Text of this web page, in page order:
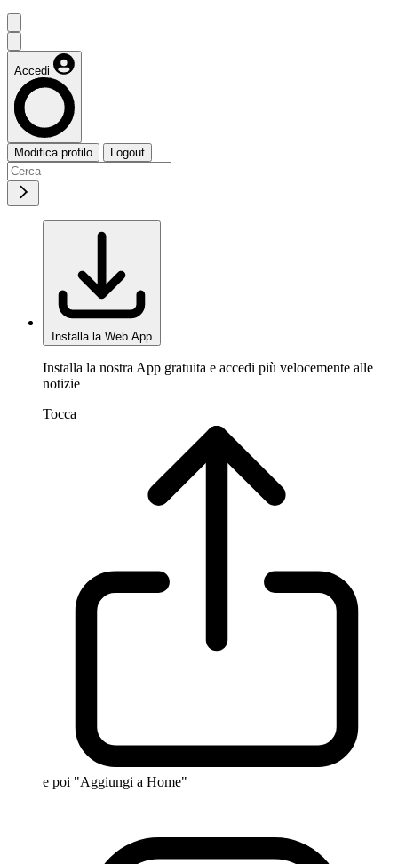
Accedi
Modifica profilo Logout
Installa la Web App
Installa la nostra App gratuita e accedi più velocemente alle
notizie
Tocca
e poi "Aggiungi a Home"